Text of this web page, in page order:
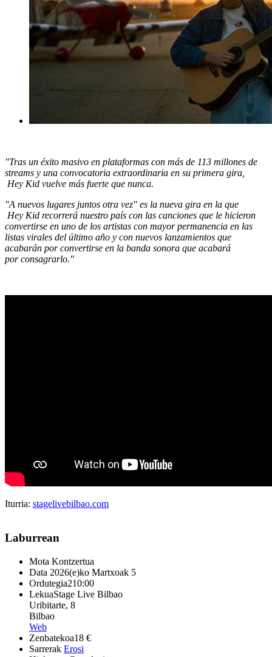
"Tras un éxito masivo en plataformas con más de 113 millones de
streams y una convocatoria extraordinaria en su primera gira,
Hey Kid vuelve más fuerte que nunca.
"A nuevos lugares juntos otra vez" es la nueva gira en la que
Hey Kid recorrerá nuestro país con las canciones que le hicieron
convertirse en uno de los artistas con mayor permanencia en las
listas virales del último año y con nuevos lanzamientos que
acabarán por convertirse en la banda sonora que acabará
por consagrarlo."
Iturria: stagelivebilbao.com
Laburrean
Mota Kontzertua
Data 2026(e)ko Martxoak 5
Ordutegia210:00
LekuaStage Live Bilbao
Uribitarte, 8
Bilbao
Web
Zenbatekoa18 €
Sarrerak Erosi